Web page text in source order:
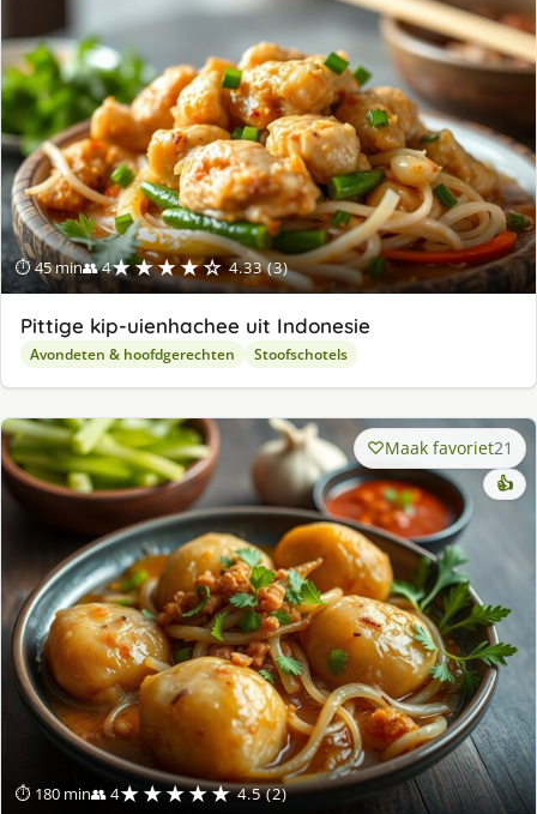
⏱ 45 min👥 4★★★★☆ 4.33 (3)
Pittige kip-uienhachee uit Indonesie
Avondeten & hoofdgerechten Stoofschotels
⏱ 180 min👥 4★★★★★ 4.5 (2)
Maak favoriet21
👍